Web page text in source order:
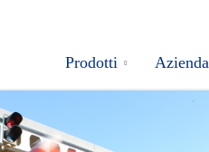
Prodotti Azienda